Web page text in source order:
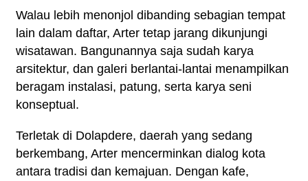
Walau lebih menonjol dibanding sebagian tempat
lain dalam daftar, Arter tetap jarang dikunjungi
wisatawan. Bangunannya saja sudah karya
arsitektur, dan galeri berlantai-lantai menampilkan
beragam instalasi, patung, serta karya seni
konseptual.
Terletak di Dolapdere, daerah yang sedang
berkembang, Arter mencerminkan dialog kota
antara tradisi dan kemajuan. Dengan kafe,